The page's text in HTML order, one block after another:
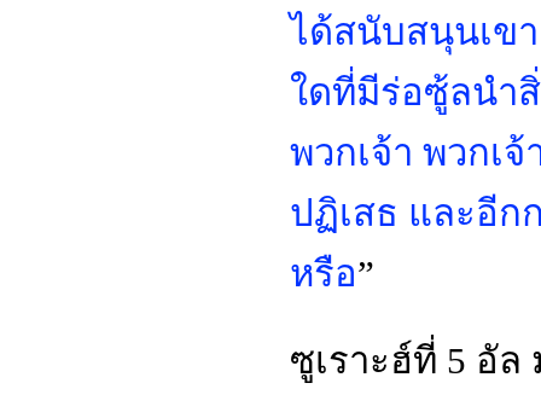
ได้สนับสนุนเข
ใดที่มีร่อซู้ลนำ
พวกเจ้า พวกเ
ปฏิเสธ และอีก
หรือ”
ซูเราะฮ์ที่ 5 อั